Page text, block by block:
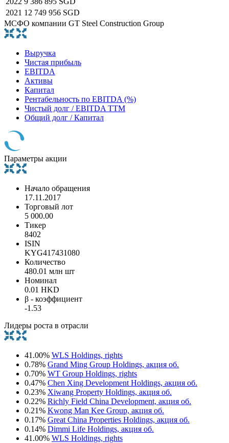
2021 12 749 956 SGD
МСФО компании GT Steel Construction Group
Выручка
Чистая прибыль
EBITDA
Активы
Капитал
Рентабельность по EBITDA (%)
Чистый долг / EBITDA TTM
Общий долг / Капитал
Параметры акции
Начало обращения
17.11.2017
Торговый лот
5 000.00
Тикер
8402
ISIN
KYG417431080
Количество
480.01 млн шт
Номинал
0.01 HKD
β - коэффициент
-1.53
Лидеры роста в отрасли
41.00% WLS Holdings, rights
0.78% Grand Ming Group Holdings, акция об.
0.70% WT Group Holdings, rights
0.47% Chen Xing Development Holdings, акция об.
0.23% Xiwang Property Holdings, акция об.
0.22% Richly Field China Development, акция об.
0.21% Kwong Man Kee Group, акция об.
0.17% Great China Properties Holdings, акция об.
0.14% Dimmi Life Holdings, акция об.
41.00% WLS Holdings, rights